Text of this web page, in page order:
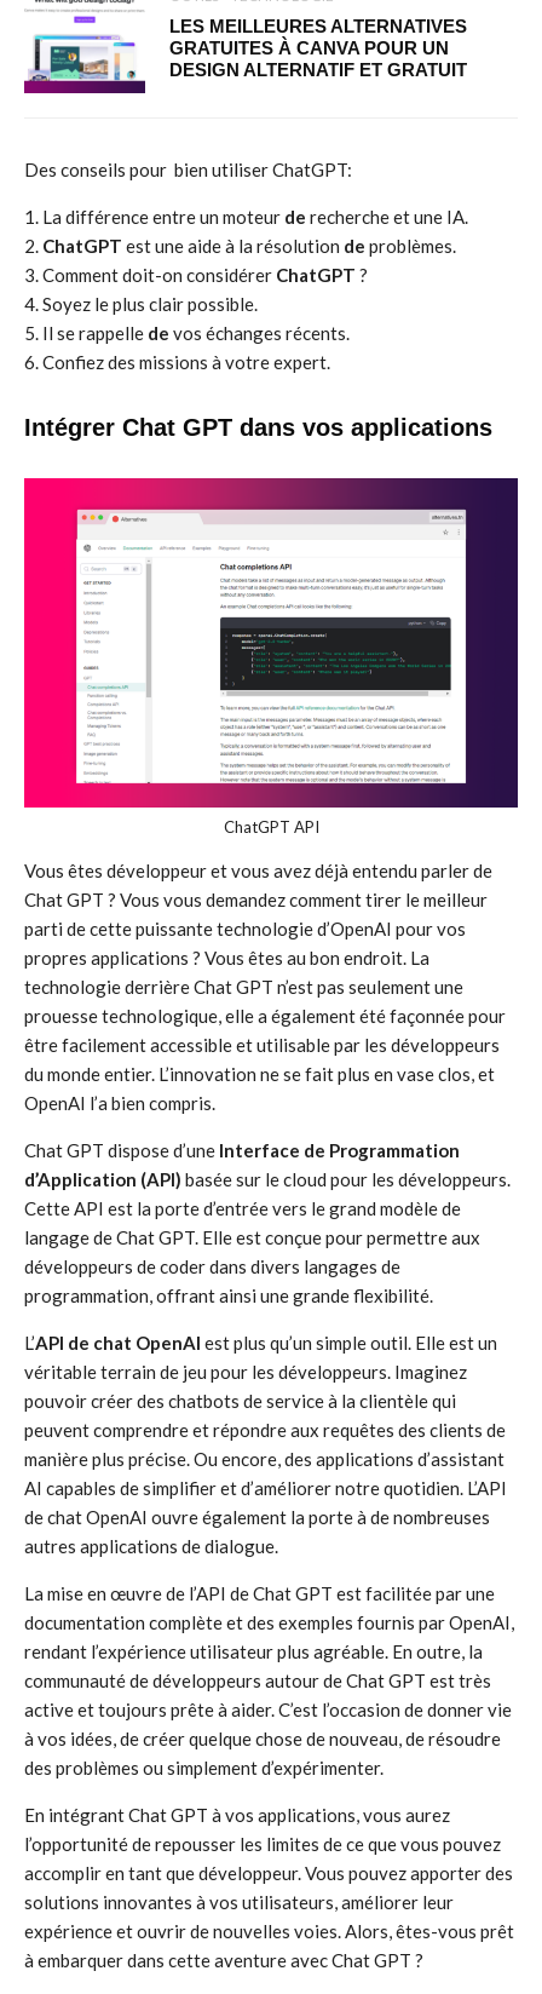
LES MEILLEURES ALTERNATIVES
GRATUITES À CANVA POUR UN
DESIGN ALTERNATIF ET GRATUIT
Des conseils pour bien utiliser ChatGPT:
La différence entre un moteur de recherche et une IA.
ChatGPT est une aide à la résolution de problèmes.
Comment doit-on considérer ChatGPT ?
Soyez le plus clair possible.
Il se rappelle de vos échanges récents.
Confiez des missions à votre expert.
Intégrer Chat GPT dans vos applications
ChatGPT API
Vous êtes développeur et vous avez déjà entendu parler de
Chat GPT ? Vous vous demandez comment tirer le meilleur
parti de cette puissante technologie d’OpenAI pour vos
propres applications ? Vous êtes au bon endroit. La
technologie derrière Chat GPT n’est pas seulement une
prouesse technologique, elle a également été façonnée pour
être facilement accessible et utilisable par les développeurs
du monde entier. L’innovation ne se fait plus en vase clos, et
OpenAI l’a bien compris.
Chat GPT dispose d’une Interface de Programmation
d’Application (API) basée sur le cloud pour les développeurs.
Cette API est la porte d’entrée vers le grand modèle de
langage de Chat GPT. Elle est conçue pour permettre aux
développeurs de coder dans divers langages de
programmation, offrant ainsi une grande flexibilité.
L’API de chat OpenAI est plus qu’un simple outil. Elle est un
véritable terrain de jeu pour les développeurs. Imaginez
pouvoir créer des chatbots de service à la clientèle qui
peuvent comprendre et répondre aux requêtes des clients de
manière plus précise. Ou encore, des applications d’assistant
AI capables de simplifier et d’améliorer notre quotidien. L’API
de chat OpenAI ouvre également la porte à de nombreuses
autres applications de dialogue.
La mise en œuvre de l’API de Chat GPT est facilitée par une
documentation complète et des exemples fournis par OpenAI,
rendant l’expérience utilisateur plus agréable. En outre, la
communauté de développeurs autour de Chat GPT est très
active et toujours prête à aider. C’est l’occasion de donner vie
à vos idées, de créer quelque chose de nouveau, de résoudre
des problèmes ou simplement d’expérimenter.
En intégrant Chat GPT à vos applications, vous aurez
l’opportunité de repousser les limites de ce que vous pouvez
accomplir en tant que développeur. Vous pouvez apporter des
solutions innovantes à vos utilisateurs, améliorer leur
expérience et ouvrir de nouvelles voies. Alors, êtes-vous prêt
à embarquer dans cette aventure avec Chat GPT ?